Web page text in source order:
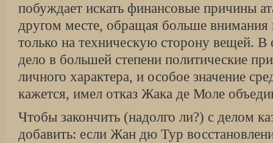
побуждает искать фи­нансовые причины
другом месте, обращая больше внимания
только на техническую сторону вещей.
дело в большей степени политические
личного характера, и особое значение
кажется, имел отказ Жака де Моле
Чтобы закончить (надолго ли?) с делом
добавить: если Жан дю Тур